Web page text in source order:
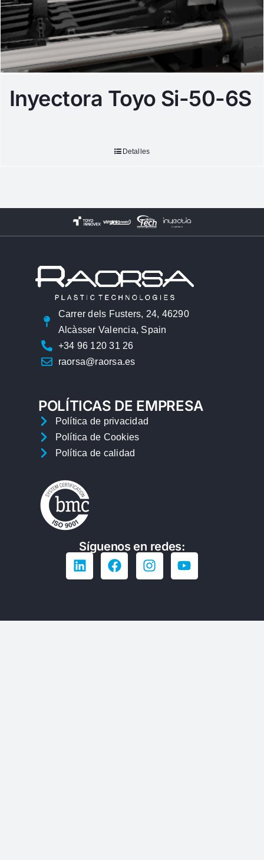
Inyectora Toyo Si-50-6S
Detalles
Carrer dels Fusters, 24, 46290
Alcàsser Valencia, Spain
+34 96 120 31 26
raorsa@raorsa.es
POLÍTICAS DE EMPRESA
Política de privacidad
Política de Cookies
Política de calidad
Síguenos en redes: